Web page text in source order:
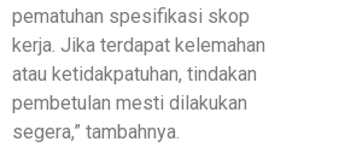
pematuhan spesifikasi skop
kerja. Jika terdapat kelemahan
atau ketidakpatuhan, tindakan
pembetulan mesti dilakukan
segera,” tambahnya.